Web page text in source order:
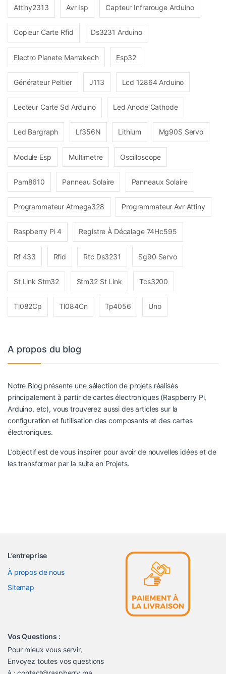
Attiny2313 Avr Isp Capteur Infrarouge Arduino
Copieur Carte Rfid Ds3231 Arduino
Electro Planete Marrakech Esp32
Générateur Peltier J113 Lcd 12864 Arduino
Lecteur Carte Sd Arduino Led Anode Cathode
Led Bargraph Lf356N Lithium Mg90S Servo
Module Esp Multimetre Oscilloscope
Pam8610 Panneau Solaire Panneaux Solaire
Programmateur Atmega328 Programmateur Avr Attiny
Raspberry Pi 4 Registre À Décalage 74Hc595
Rf 433 Rfid Rtc Ds3231 Sg90 Servo
St Link Stm32 Stm32 St Link Tcs3200
Tl082Cp Tl084Cn Tp4056 Uno
A propos du blog
Notre Blog présente une sélection de projets réalisés
principalement à partir de cartes électroniques (Raspberry Pi,
Arduino, etc), vous trouverez aussi des articles sur la
configuration et l’utilisation des composants et des cartes
électroniques.
L’objectif est de vous inspirer pour avoir de nouvelles idées et de
les transformer par la suite en Projets.
L’entreprise
À propos de nous
Sitemap
Vos Questions :
Pour mieux vous servir,
Envoyez toutes vos questions